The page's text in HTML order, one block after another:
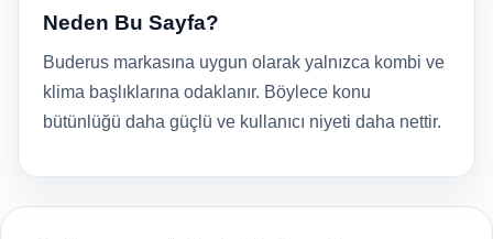
Neden Bu Sayfa?
Buderus markasına uygun olarak yalnızca kombi ve
klima başlıklarına odaklanır. Böylece konu
bütünlüğü daha güçlü ve kullanıcı niyeti daha nettir.